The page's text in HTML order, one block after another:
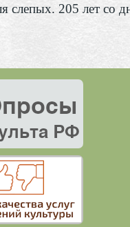
слепых. 205 лет со